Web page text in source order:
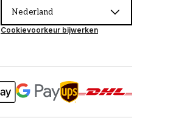
Nederland
Cookievoorkeur bijwerken